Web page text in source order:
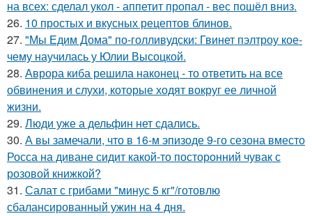
на всех: сделал укол - аппетит пропал - вес пошёл вниз.
26. 10 простых и вкусных рецептов блинов.
27. "Мы Едим Дома" по-голливудски: Гвинет пэлтроу кое-
чему научилась у Юлии Высоцкой.
28. Аврора киба решила наконец - то ответить на все
обвинения и слухи, которые ходят вокруг ее личной
жизни.
29. Люди уже а дельфин нет сдались.
30. А вы замечали, что в 16-м эпизоде 9-го сезона вместо
Росса на диване сидит какой-то посторонний чувак с
розовой книжкой?
31. Салат с грибами "минус 5 кг"/готовлю
сбалансированный ужин на 4 дня.